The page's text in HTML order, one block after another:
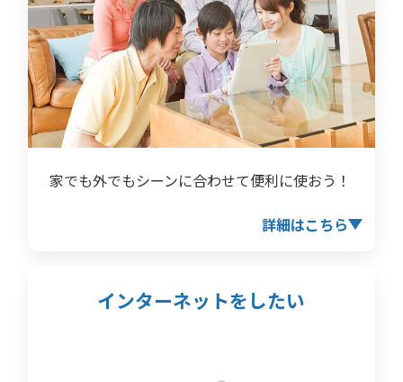
家でも外でもシーンに合わせて便利に使おう！
詳細はこちら
インターネットをしたい